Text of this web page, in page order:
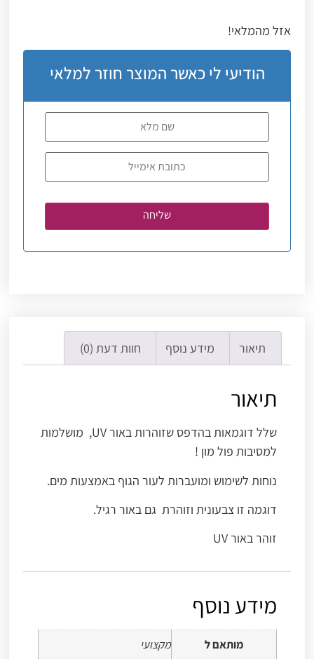
אזל מהמלאי!
הודיעי לי כאשר המוצר חוזר למלאי
תיאור מידע נוסף חוות דעת (0)
תיאור
שלל דוגמאות בהדפס שזוהרות באור UV, מושלמות
למסיבות פול מון !
נוחות לשימוש ומועברות לעור הגוף באמצעות מים.
דוגמה זו צבעונית וזוהרת גם באור רגיל.
זוהר באור UV
מידע נוסף
מותאם ל מקצועי